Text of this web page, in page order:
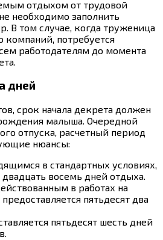
отдыхом от трудовой
необходимо заполнить
В том случае, когда труженица
компаний, потребуется
работодателям до момента
дней
срок начала декрета должен
малыша. Очередной
отпуска, расчетный период
нюансы:
в стандартных условиях,
двадцать восемь дней отдыха.
в работах на
пятьдесят два
пятьдесят шесть дней